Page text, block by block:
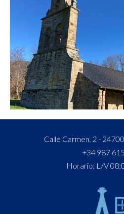
Calle Carmen, 2 -
+34 987
Horario: L/V